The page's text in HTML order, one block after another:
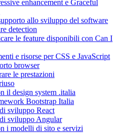
enhancement e Graceful
allo sviluppo del software
detection
le feature disponibili con Can I
e risorse per CSS e JavaScript
browser
le prestazioni
il design system .italia
Bootstrap Italia
sviluppo React
sviluppo Angular
i modelli di sito e servizi